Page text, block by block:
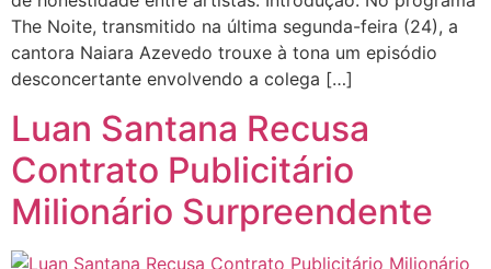
The Noite, transmitido na última segunda-feira (24), a
cantora Naiara Azevedo trouxe à tona um episódio
desconcertante envolvendo a colega […]
Luan Santana Recusa
Contrato Publicitário
Milionário Surpreendente